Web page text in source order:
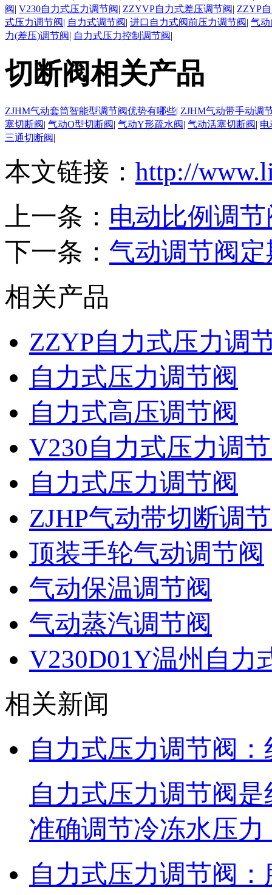
阀| V230自力式压力调节阀| ZZYVP自力式差压调节阀| ZZYP
式压力调节阀| 自力式调节阀| 进口自力式阀前压力调节阀| 气
力(差压)调节阀| 自力式压力控制调节阀|
切断阀相关产品
ZJHM气动套筒智能型调节阀优势有哪些| ZJHM气动带手动调
塞切断阀| 气动O型切断阀| 气动Y形疏水阀| 气动活塞切断阀| 电
三通切断阀|
本文链接： http://
上一条： 电动比例调
下一条： 气动调节阀
相关产品
ZZYP自力式压力调
自力式压力调节阀
自力式高压调节阀
V230自力式压力调
自力式压力调节阀
ZJHP气动带切断调
顶装手轮气动调节阀
气动保温调节阀
气动蒸汽调节阀
V230D01Y温州自力
相关新闻
自力式压力调节阀
自力式压力调节阀
准确调节冷冻水压
自力式压力调节阀